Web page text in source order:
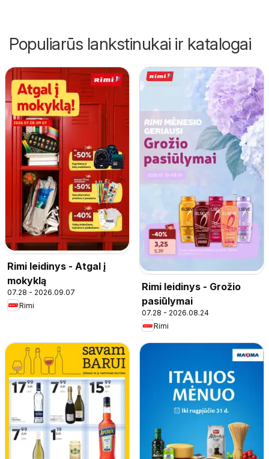
Populiarūs lankstinukai ir katalogai
Rimi leidinys - Atgal į
mokyklą
07.28 - 2026.09.07
Rimi
Rimi leidinys - Grožio
pasiūlymai
07.28 - 2026.08.24
Rimi